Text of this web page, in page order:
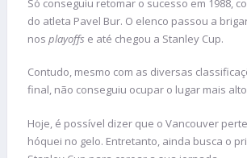
Só conseguiu retomar o sucesso em 1988,
do atleta Pavel Bur. O elenco passou a
nos playoffs e até chegou a Stanley Cup.
Contudo, mesmo com as diversas
final, não conseguiu ocupar o lugar mais
Hoje, é possível dizer que o Vancouver
hóquei no gelo. Entretanto, ainda busca o